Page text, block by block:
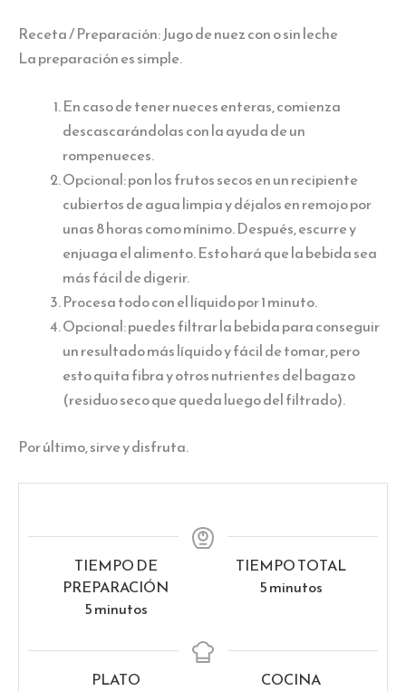
Receta / Preparación: Jugo de nuez con o sin leche
La preparación es simple.
En caso de tener nueces enteras, comienza
descascarándolas con la ayuda de un
rompenueces.
Opcional: pon los frutos secos en un recipiente
cubiertos de agua limpia y déjalos en remojo por
unas 8 horas como mínimo. Después, escurre y
enjuaga el alimento. Esto hará que la bebida sea
más fácil de digerir.
Procesa todo con el líquido por 1 minuto.
Opcional: puedes filtrar la bebida para conseguir
un resultado más líquido y fácil de tomar, pero
esto quita fibra y otros nutrientes del bagazo
(residuo seco que queda luego del filtrado).
Por último, sirve y disfruta.
TIEMPO DE
PREPARACIÓN
5minutos
minutos
TIEMPO TOTAL
5minutos
minutos
PLATO
COCINA